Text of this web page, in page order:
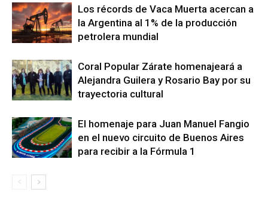
Los récords de Vaca Muerta acercan a
la Argentina al 1% de la producción
petrolera mundial
Coral Popular Zárate homenajeará a
Alejandra Guilera y Rosario Bay por su
trayectoria cultural
El homenaje para Juan Manuel Fangio
en el nuevo circuito de Buenos Aires
para recibir a la Fórmula 1